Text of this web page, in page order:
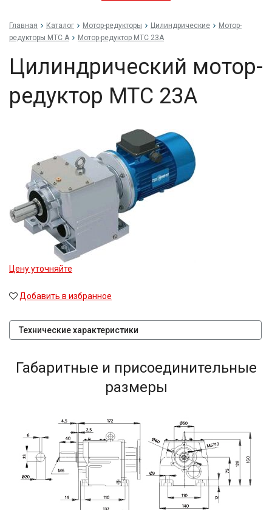
Главная Каталог Мотор-редукторы Цилиндрические
Мотор-
редукторы MTC A
Мотор-редуктор MTC 23A
Цилиндрический мотор-
редуктор MTC 23A
Цену уточняйте
Добавить в избранное
Технические характеристики
Габаритные и присоединительные
размеры